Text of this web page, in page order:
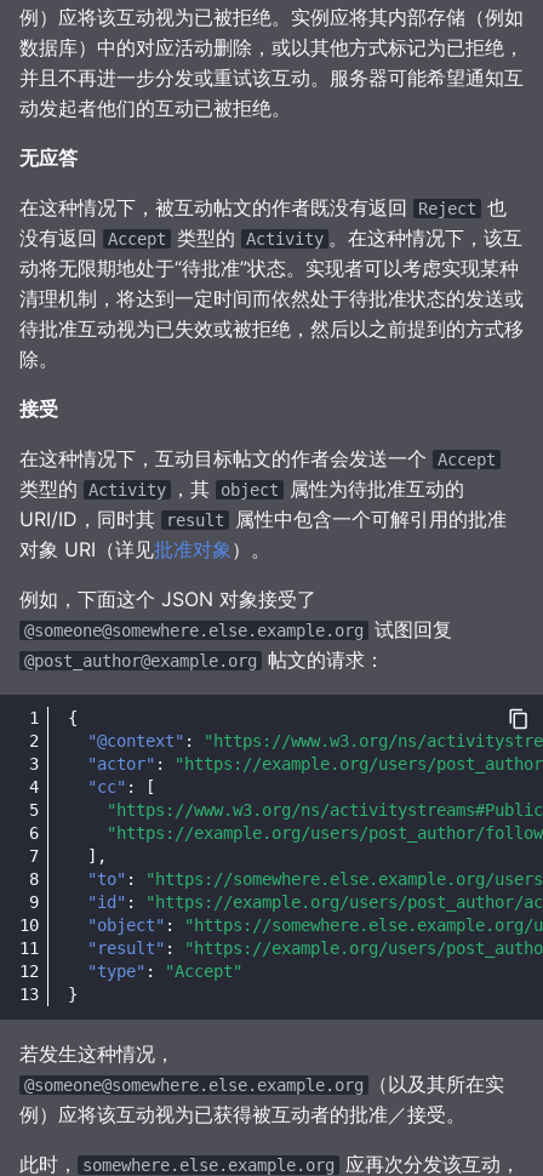
例）应将该互动视为已被拒绝。实例应将其内部存储（例如
数据库）中的对应活动删除，或以其他方式标记为已拒绝，
并且不再进一步分发或重试该互动。服务器可能希望通知互
动发起者他们的互动已被拒绝。
无应答
在这种情况下，被互动帖文的作者既没有返回 Reject
也
没有返回
Accept 类型的 Activity 。在这种情况下，该互
动将无限期地处于“待批准”状态。实现者可以考虑实现某种
清理机制，将达到一定时间而依然处于待批准状态的发送或
待批准互动视为已失效或被拒绝，然后以之前提到的方式移
除。
接受
在这种情况下，互动目标帖文的作者会发送一个 Accept
类型的 Activity ，其 object
属性为待批准互动的
URI/ID，同时其
result
属性中包含一个可解引用的批准
对象 URI（详见批准对象 ）。
例如，下面这个 JSON 对象接受了
@someone@somewhere.else.example.org 试图回复
@post_author@example.org 帖文的请求：
{
"@context" :
"https://www.w3.org/ns/
"actor" :
"https://example.org/users/
"cc" :
[
"https://www.w3.org/ns/
"https://example.org/users/post_author/
],
"to" :
"https://somewhere.else.example.org/
"id" :
"https://example.org/users/post_author/
"object" :
"https://somewhere.else.example.org/
"result" :
"https://example.org/users/post_author/
"type" :
"Accept"
}
若发生这种情况，
@someone@somewhere.else.example.org
（以及其所在实
例）应将该互动视为已获得被互动者的批准／接受。
此时， somewhere.else.example.org 应再次分发该互动，